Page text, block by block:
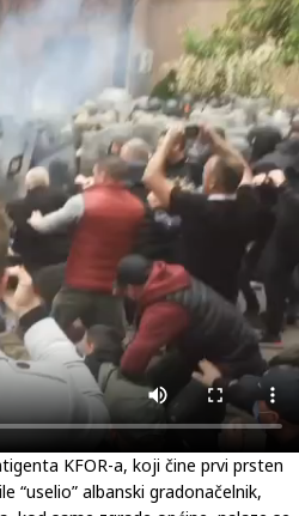
KFOR-a, koji čine prvi prsten
“uselio” albanski gradonačelnik,